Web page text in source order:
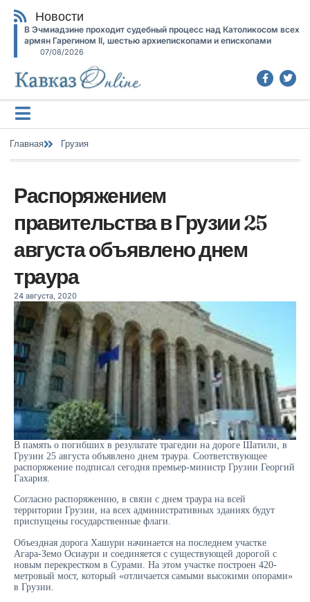
Новости
В Эчмиадзине проходит судебный процесс над Католикосом всех
армян Гарегином II, шестью архиепископами и епископами
07/08/2026
Главная Грузия
Распоряжением
правительства в Грузии 25
августа объявлено днем
траура
24 августа, 2020
В память о погибших в результате трагедии на дороге Шатили, в
Грузии 25 августа объявлено днем траура. Соответствующее
распоряжение подписал сегодня премьер-министр Грузии Георгий
Гахария.
Согласно распоряжению, в связи с днем траура на всей
территории Грузии, на всех административных зданиях будут
приспущены государственные флаги.
Объездная дорога Хашури начинается на последнем участке
Агара-Земо Осиаури и соединяется с существующей дорогой с
новым перекрестком в Сурами. На этом участке построен 420-
метровый мост, который «отличается самыми высокими опорами»
в Грузии.